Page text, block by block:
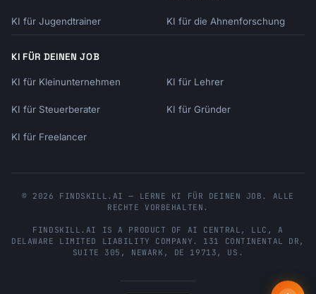
KI für Jugendtrainer KI für die Ahnenforschung
KI FÜR DEINEN JOB
KI für Kleinunternehmen KI für Lehrer
KI für Steuerberater KI für Gründer
KI für Freelancer
© 2026 FINDSKILL.AI — LERNE KI FÜR DEINEN JOB. ALLE
RECHTE VORBEHALTEN.
FINDSKILL.AI IS A PRODUCT OF AI CENTRAL, LLC , A
DELAWARE LIMITED LIABILITY COMPANY. 131 CONTINENTAL DR,
SUITE 305 , NEWARK , DE 19713 , US .